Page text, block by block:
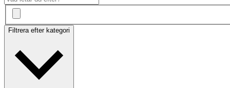
Filtrera efter kategori